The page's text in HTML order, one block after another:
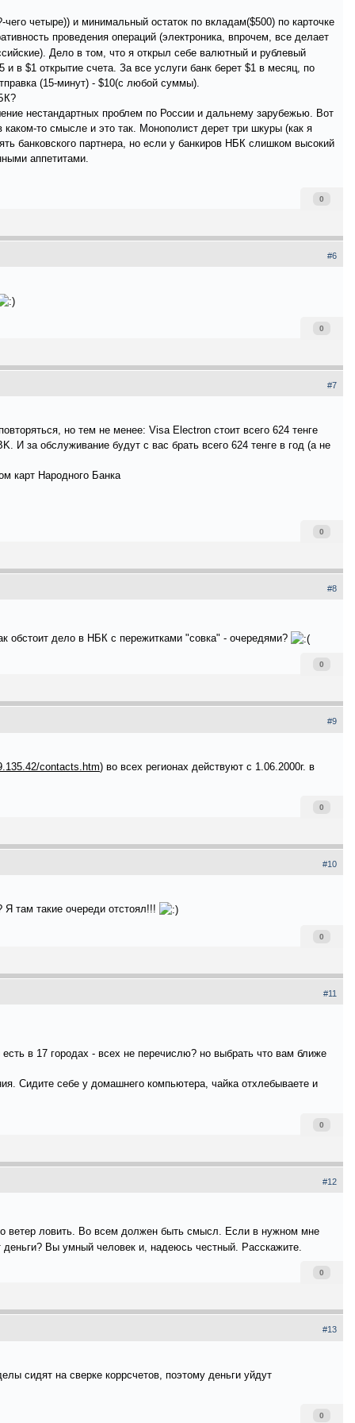
четыре)) и минимальный остаток по вкладам($500) по карточке
проведения операций (электроника, впрочем, все делает
Дело в том, что я открыл себе валютный и рублевый
в $1 открытие счета. За все услуги банк берет $1 в месяц, по
(15-минут) - $10(с любой суммы).
нестандартных проблем по России и дальнему зарубежью. Вот
то смысле и это так. Монополист дерет три шкуры (как я
банковского партнера, но если у банкиров НБК слишком высокий
аппетитами.
0
#6
0
#7
но тем не менее: Visa Electron стоит всего 624 тенге
И за обслуживание будут с вас брать всего 624 тенге в год (а не
карт Народного Банка
0
#8
обстоит дело в НБК с пережитками "совка" - очередями?
0
#9
contacts.htm) во всех регионах действуют с 1.06.2000г. в
0
#10
там такие очереди отстоял!!!
0
#11
в 17 городах - всех не перечислю? но выбрать что вам ближе
Сидите себе у домашнего компьютера, чайка отхлебываете и
0
#12
ветер ловить. Во всем должен быть смысл. Если в нужном мне
деньги? Вы умный человек и, надеюсь честный. Расскажите.
0
#13
сидят на сверке коррсчетов, поэтому деньги уйдут
0